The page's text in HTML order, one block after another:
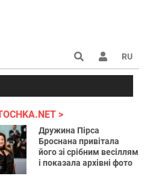
RU
Дружина Пірса
Броснана привітала
його зі срібним весіллям
і показала архівні фото